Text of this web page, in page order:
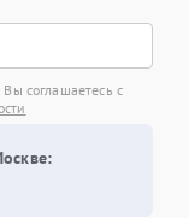
соглашаетесь с